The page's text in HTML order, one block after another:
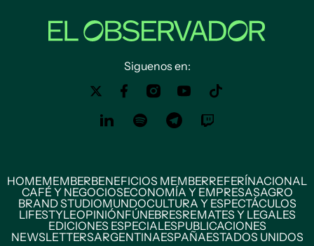
Siguenos en:
HOMEMEMBERBENEFICIOS MEMBERREFERÍNACIONAL
CAFÉ Y NEGOCIOSECONOMÍA Y EMPRESASAGRO
BRAND STUDIOMUNDOCULTURA Y ESPECTÁCULOS
LIFESTYLEOPINIÓNFÚNEBRESREMATES Y LEGALES
EDICIONES ESPECIALESPUBLICACIONES
NEWSLETTERSARGENTINAESPAÑAESTADOS UNIDOS